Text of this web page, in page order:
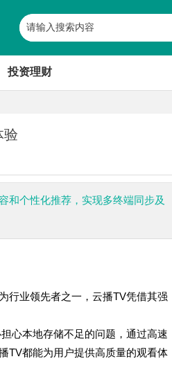
投资理财
验
和个性化推荐，实现多终端同步及
行业领先者之一，云播TV凭借其强
心本地存储不足的问题，通过高速
TV都能为用户提供高质量的观看体